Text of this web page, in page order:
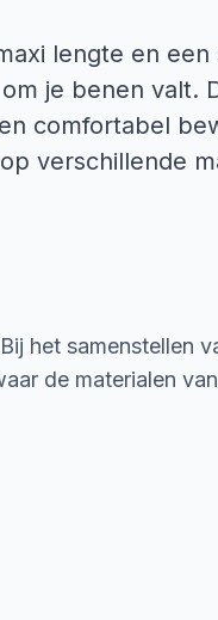
lengte en
je benen valt.
comfortabel
verschillende
het samenstellen
de materialen